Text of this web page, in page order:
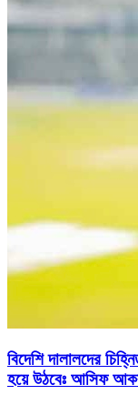
বিদেশি দালালদের
হয়ে উঠবেঃ আসিফ